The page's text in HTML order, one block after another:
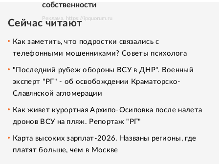
собственности
Реклама. https://ipquorum.ru
Сейчас читают
Как заметить, что подростки связались с
телефонными мошенниками? Советы психолога
"Последний рубеж обороны ВСУ в ДНР". Военный
эксперт "РГ" - об освобождении Краматорско-
Славянской агломерации
Как живет курортная Архипо-Осиповка после налета
дронов ВСУ на пляж. Репортаж "РГ"
Карта высоких зарплат-2026. Названы регионы, где
платят больше, чем в Москве